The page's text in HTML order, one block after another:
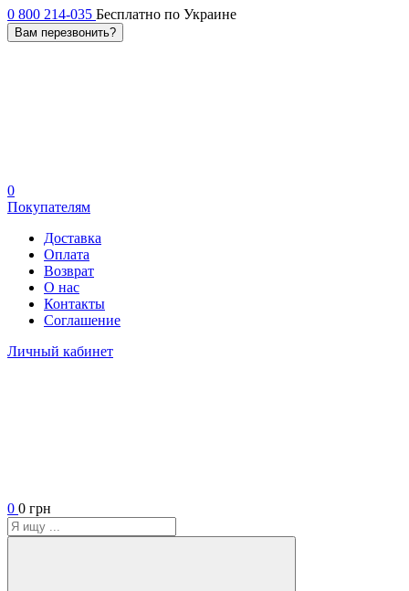
0 800 214-035 Бесплатно по Украине
Вам перезвонить?
0
Покупателям
Доставка
Оплата
Возврат
О нас
Контакты
Соглашение
Личный кабинет
0 0 грн